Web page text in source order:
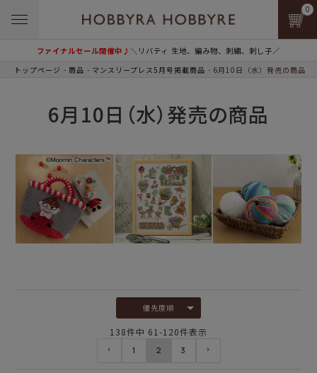
ファイナルセール開催中♪＼リバティ 生地、編み物、刺繍、刺し子／
0
トップページ 商品 マンスリープレス5月号掲載商品 6月10日（水）発売の商品
6月10日（水）発売の商品
優先度順
138件中 61 -120件表示
1 2 3